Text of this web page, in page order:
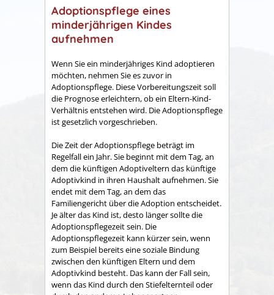
Adoptionspflege eines
minderjährigen Kindes
aufnehmen
Wenn Sie ein minderjähriges Kind adoptieren
möchten, nehmen Sie es zuvor in
Adoptionspflege. Diese Vorbereitungszeit soll
die Prognose erleichtern, ob ein Eltern-Kind-
Verhältnis entstehen wird. Die Adoptionspflege
ist gesetzlich vorgeschrieben.
Die Zeit der Adoptionspflege beträgt im
Regelfall ein Jahr. Sie beginnt mit dem Tag, an
dem die künftigen Adoptiveltern das künftige
Adoptivkind in ihren Haushalt aufnehmen. Sie
endet mit dem Tag, an dem das
Familiengericht über die Adoption entscheidet.
Je älter das Kind ist, desto länger sollte die
Adoptionspflegezeit sein. Die
Adoptionspflegezeit kann kürzer sein, wenn
zum Beispiel bereits eine soziale Bindung
zwischen den künftigen Eltern und dem
Adoptivkind besteht. Das kann der Fall sein,
wenn das Kind durch den Stiefelternteil oder